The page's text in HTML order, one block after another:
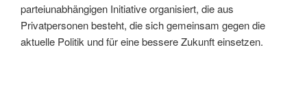
parteiunabhängigen Initiative organisiert, die aus
Privatpersonen besteht, die sich gemeinsam gegen die
aktuelle Politik und für eine bessere Zukunft einsetzen.